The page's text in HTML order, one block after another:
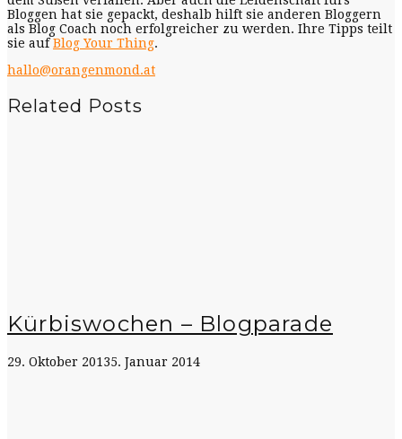
Bloggen hat sie gepackt, deshalb hilft sie anderen Bloggern
als Blog Coach noch erfolgreicher zu werden. Ihre Tipps teilt
sie aufBlog Your Thing.
hallo@orangenmond.at
Related Posts
Kürbiswochen – Blogparade
29. Oktober 20135. Januar 2014